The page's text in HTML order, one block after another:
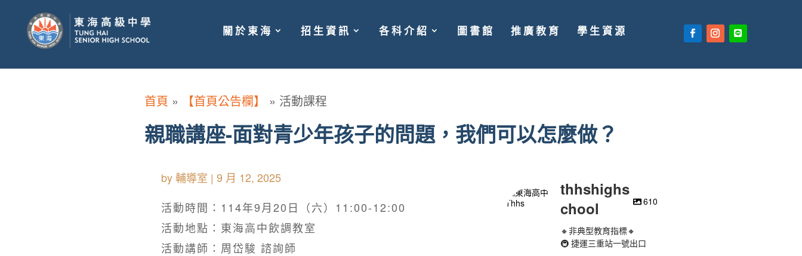
關於東海 招生資訊 各科介紹 圖書館 推廣教育 學生資源
首頁 » 【首頁公告欄】 » 活動課程
親職講座-面對青少年孩子的問題，我們可以怎麼做？
by輔導室 | 9 月 12, 2025
活動時間：114年9月20日（六）11:00-12:00
活動地點：東海高中飲調教室
活動講師：周岱駿 諮詢師
thhshighs
chool
610
🔸非典型教育指標🔸
🚇 捷運三重站一號出口